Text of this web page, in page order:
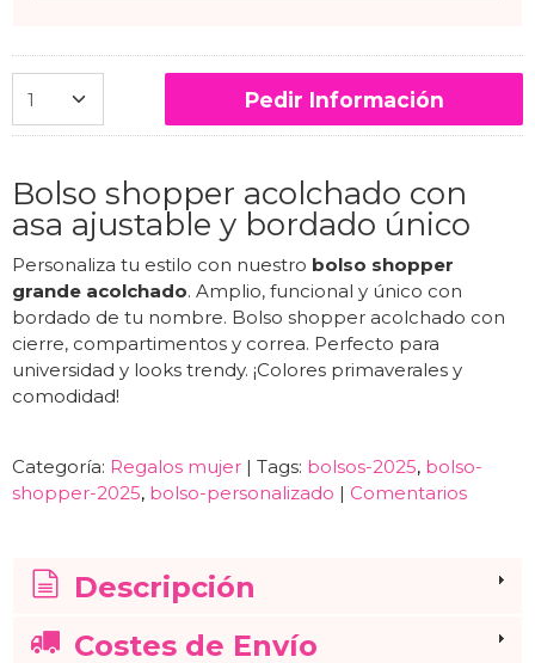
Pedir Información
Bolso shopper acolchado con
asa ajustable y bordado único
Personaliza tu estilo con nuestro bolso shopper
grande acolchado. Amplio, funcional y único con
bordado de tu nombre. Bolso shopper acolchado con
cierre, compartimentos y correa. Perfecto para
universidad y looks trendy. ¡Colores primaverales y
comodidad!
Categoría: Regalos mujer | Tags: bolsos-2025 bolso-
shopper-2025 bolso-personalizado | Comentarios
Descripción
Costes de Envío